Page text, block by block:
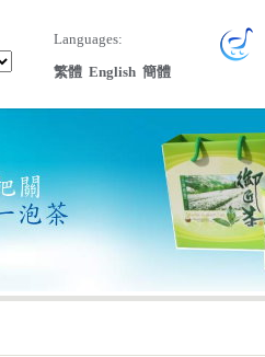
Languages:
繁體 English 簡體